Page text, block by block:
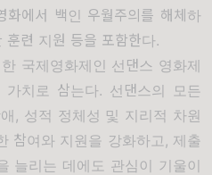
화에서 백인 우월주의를 해체하
훈련 지원 등을 포함한다.
국제영화제인 선댄스 영화제
치로 삼는다. 선댄스의 모든
, 성적 정체성 및 지리적 차원
참여와 지원을 강화하고 , 제출
늘리는 데에도 관심이 기울이